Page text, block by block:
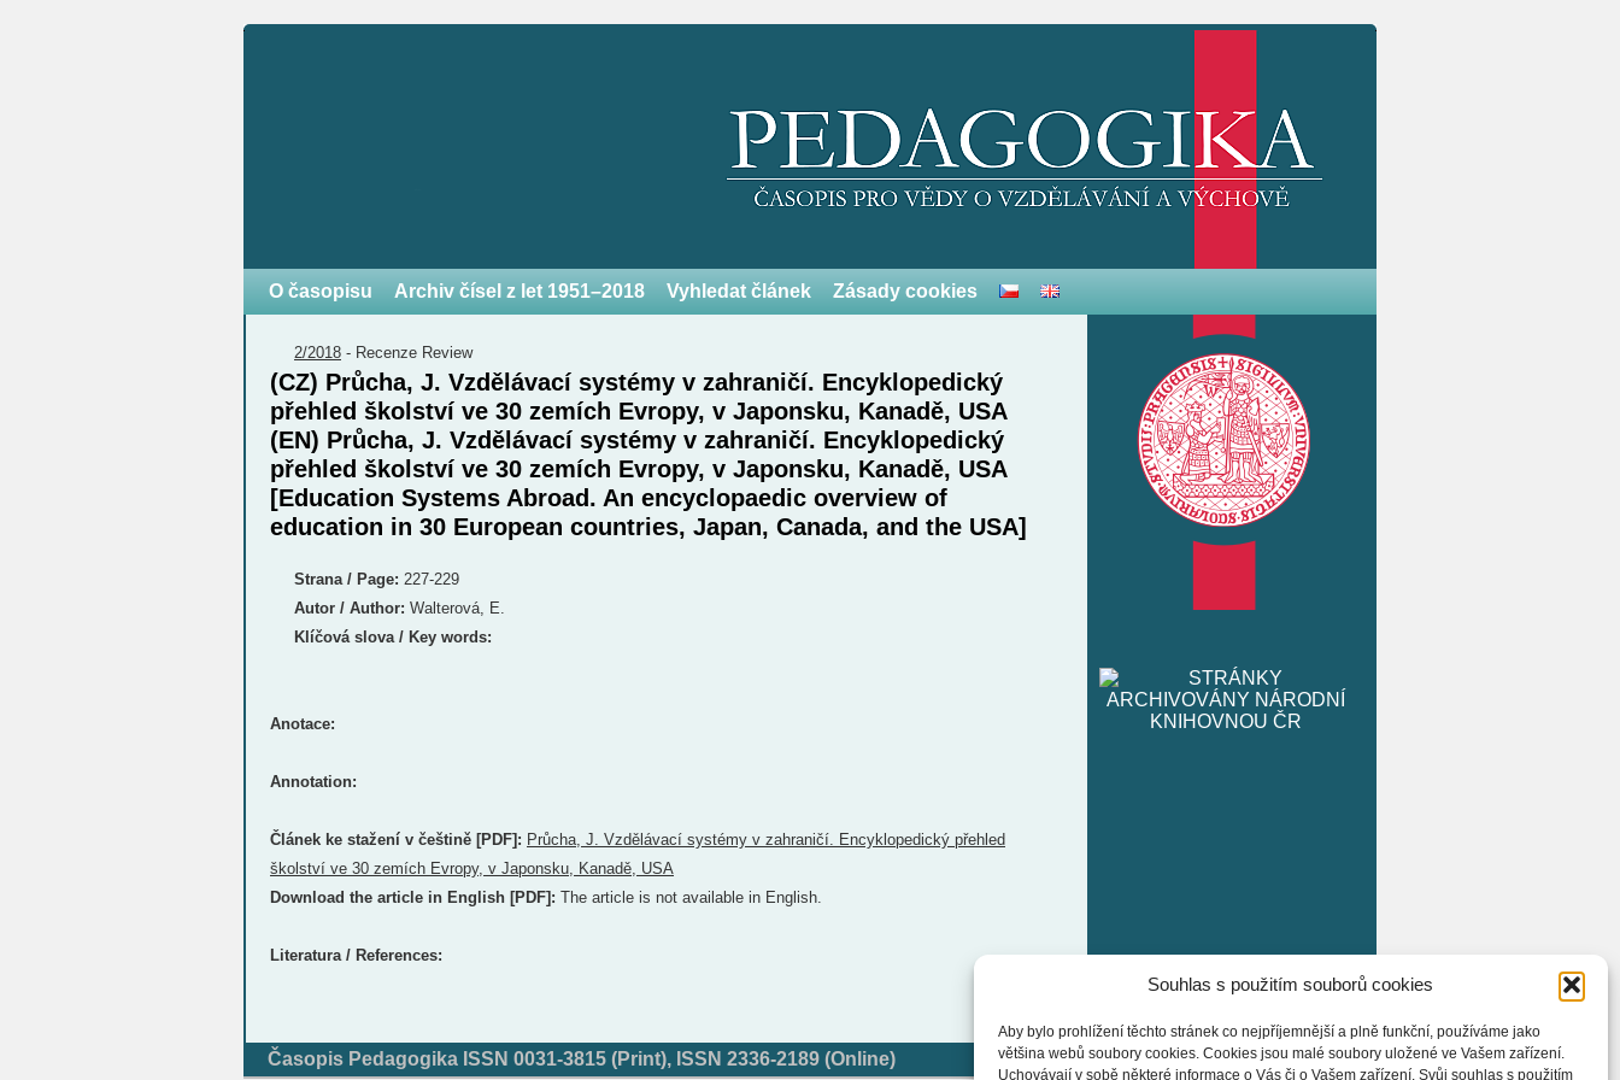
Souhlas s použitím souborů cookies
Aby bylo prohlížení těchto stránek co nejpříjemnější a plně funkční, používáme jako
většina webů soubory cookies. Cookies jsou malé soubory uložené ve Vašem zařízení.
Uchovávají v sobě některé informace o Vás či o Vašem zařízení. Svůj souhlas s použitím
O časopisu Archiv čísel z let 1951–2018 Vyhledat článek Zásady cookies
2/2018 - Recenze Review
(CZ) Průcha, J. Vzdělávací systémy v zahraničí. Encyklopedický
přehled školství ve 30 zemích Evropy, v Japonsku, Kanadě, USA
(EN) Průcha, J. Vzdělávací systémy v zahraničí. Encyklopedický
přehled školství ve 30 zemích Evropy, v Japonsku, Kanadě, USA
[Education Systems Abroad. An encyclopaedic overview of
education in 30 European countries, Japan, Canada, and the USA]
Strana / Page: 227-229
Autor / Author: Walterová, E.
Klíčová slova / Key words:
Anotace:
Annotation:
Článek ke stažení v češtině [PDF]: Průcha, J. Vzdělávací systémy v zahraničí. Encyklopedický přehled
školství ve 30 zemích Evropy, v Japonsku, Kanadě, USA
Download the article in English [PDF]: The article is not available in English.
Literatura / References:
Časopis Pedagogika ISSN 0031-3815 (Print), ISSN 2336-2189 (Online)